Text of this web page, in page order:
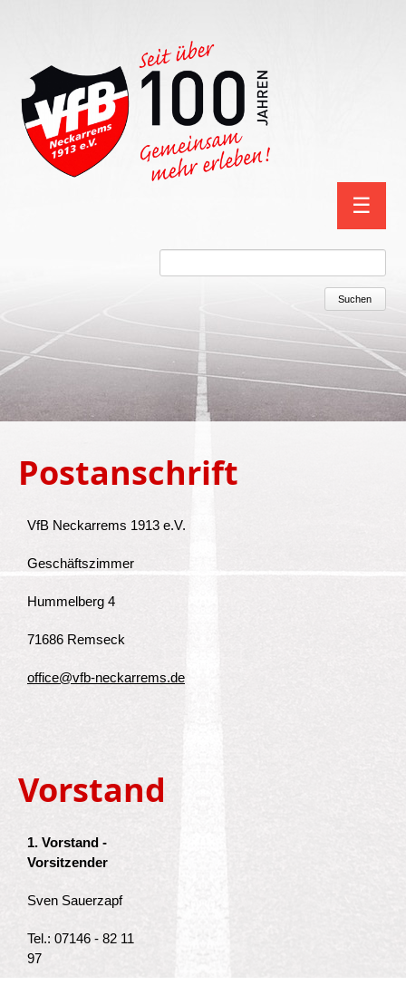
☰
Suchen
Postanschrift
VfB Neckarrems 1913 e.V.
Geschäftszimmer
Hummelberg 4
71686 Remseck
office@vfb-neckarrems.de
Vorstand
1. Vorstand -
Vorsitzender
Sven Sauerzapf
Tel.: 07146 - 82 11
97